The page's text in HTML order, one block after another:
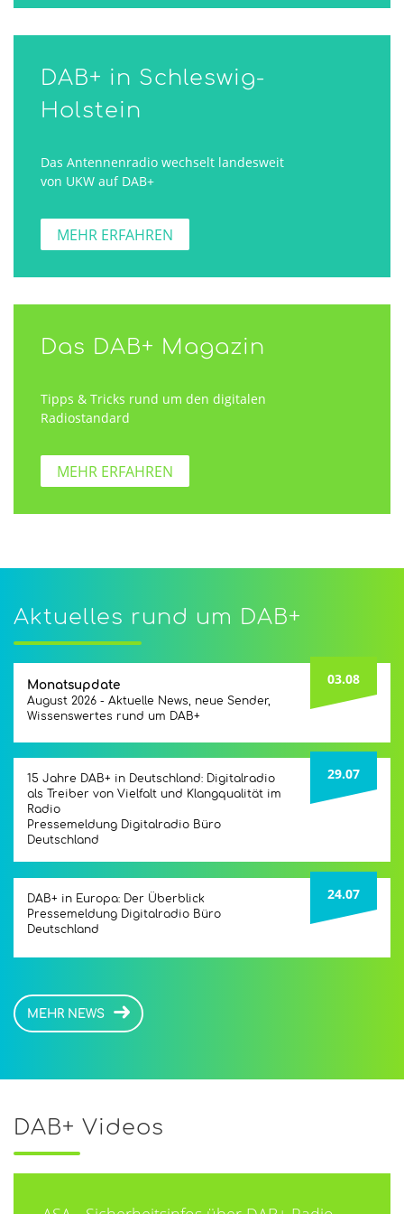
DAB+ in Schleswig-
Holstein
Das Antennenradio wechselt landesweit
von UKW auf DAB+
MEHR ERFAHREN
Das DAB+ Magazin
Tipps & Tricks rund um den digitalen
Radiostandard
MEHR ERFAHREN
Aktuelles rund um DAB+
Monatsupdate
August 2026 - Aktuelle News, neue Sender,
Wissenswertes rund um DAB+
03.08
15 Jahre DAB+ in Deutschland: Digitalradio
als Treiber von Vielfalt und Klangqualität im
Radio
Pressemeldung Digitalradio Büro
Deutschland
29.07
DAB+ in Europa: Der Überblick
Pressemeldung Digitalradio Büro
Deutschland
24.07
MEHR NEWS
DAB+ Videos
Sie sehen gerade einen
Um auf den eigentlichen Inhalt